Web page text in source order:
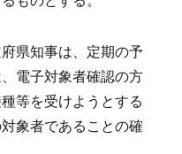
県知事は、定期の予
電子対象者確認の方
等を受けようとする
象者であることの確